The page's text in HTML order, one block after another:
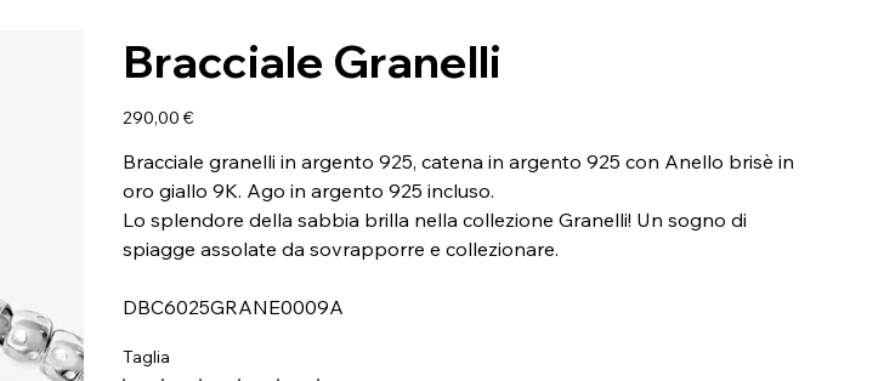
Bracciale Granelli
Prezzo
290,00 €
Bracciale granelli in argento 925, catena in argento 925 con Anello brisè in
oro giallo 9K. Ago in argento 925 incluso.
Lo splendore della sabbia brilla nella collezione Granelli! Un sogno di
spiagge assolate da sovrapporre e collezionare.
DBC6025GRANE0009A
Taglia